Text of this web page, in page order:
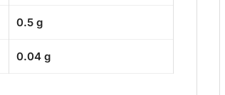
0.5 g
0.04 g